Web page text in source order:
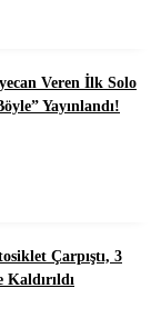
Veren İlk Solo
Yayınlandı!
Çarpıştı, 3
Kaldırıldı